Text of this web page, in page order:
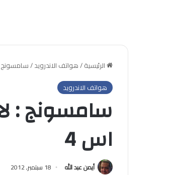
الرئيسية/هواتف الاندرويد/سامسونج
هواتف الاندرويد
سامسونج :
اس 4
أيمن عبد الله 18 سبتمبر, 2012